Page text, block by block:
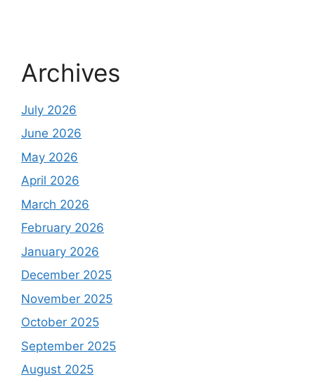
Archives
July 2026
June 2026
May 2026
April 2026
March 2026
February 2026
January 2026
December 2025
November 2025
October 2025
September 2025
August 2025